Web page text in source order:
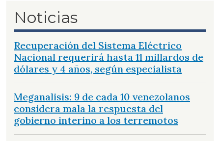
Noticias
Recuperación del Sistema Eléctrico
Nacional requerirá hasta 11 millardos de
dólares y 4 años, según especialista
Meganalisis: 9 de cada 10 venezolanos
considera mala la respuesta del
gobierno interino a los terremotos